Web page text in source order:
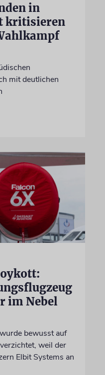
in
kritisieren
mit deutlichen
im Nebel
bewusst auf
weil der
Elbit Systems an